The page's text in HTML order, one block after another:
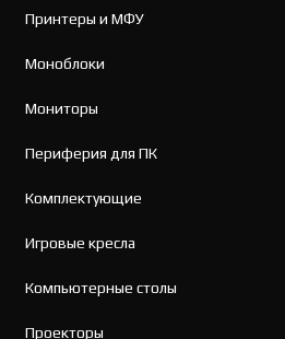
Принтеры и МФУ
Моноблоки
Мониторы
Периферия для ПК
Комплектующие
Игровые кресла
Компьютерные столы
Проекторы